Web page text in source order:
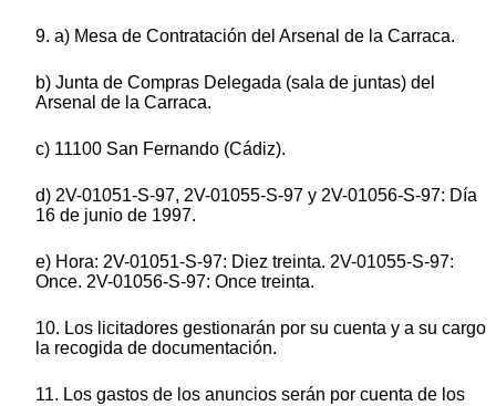
9. a) Mesa de Contratación del Arsenal de la Carraca.
b) Junta de Compras Delegada (sala de juntas) del
Arsenal de la Carraca.
c) 11100 San Fernando (Cádiz).
d) 2V-01051-S-97, 2V-01055-S-97 y 2V-01056-S-97: Día
16 de junio de 1997.
e) Hora: 2V-01051-S-97: Diez treinta. 2V-01055-S-97:
Once. 2V-01056-S-97: Once treinta.
10. Los licitadores gestionarán por su cuenta y a su cargo
la recogida de documentación.
11. Los gastos de los anuncios serán por cuenta de los